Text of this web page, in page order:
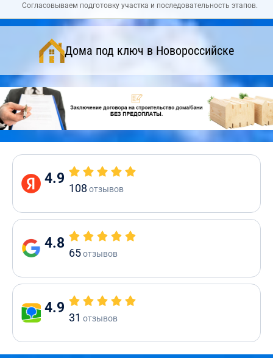
Согласовываем подготовку участка и последовательность этапов.
Дома под ключ в Новороссийске
4.9
108 отзывов
4.8
65отзывов
4.9
31 отзывов